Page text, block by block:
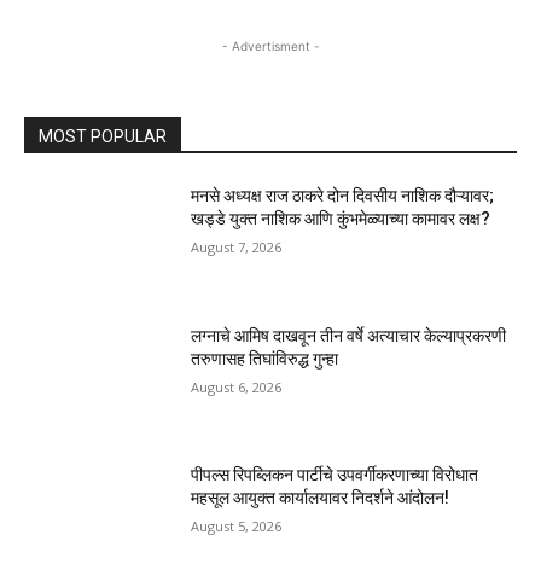
- Advertisment -
MOST POPULAR
मनसे अध्यक्ष राज ठाकरे दोन दिवसीय नाशिक दौऱ्यावर;
खड्डे युक्त नाशिक आणि कुंभमेळ्याच्या कामावर लक्ष?
August 7, 2026
लग्नाचे आमिष दाखवून तीन वर्षे अत्याचार केल्याप्रकरणी
तरुणासह तिघांविरुद्ध गुन्हा
August 6, 2026
पीपल्स रिपब्लिकन पार्टीचे उपवर्गीकरणाच्या विरोधात
महसूल आयुक्त कार्यालयावर निदर्शने आंदोलन!
August 5, 2026